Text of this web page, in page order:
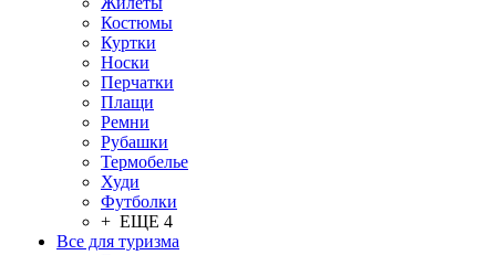
Костюмы
Куртки
Носки
Перчатки
Плащи
Ремни
Рубашки
Термобелье
Худи
Футболки
+ ЕЩЕ 4
Все для туризма